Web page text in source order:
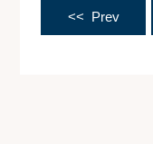
<< Prev